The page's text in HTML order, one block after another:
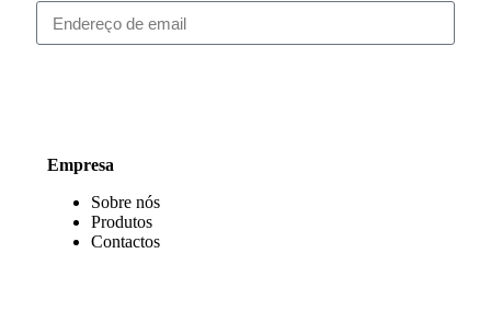
Empresa
Sobre nós
Produtos
Contactos